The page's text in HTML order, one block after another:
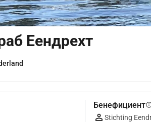
Еендрехт
Бенефициент
Stichting